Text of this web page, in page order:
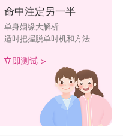
命中注定另一半
单身姻缘大解析
适时把握脱单时机和方法